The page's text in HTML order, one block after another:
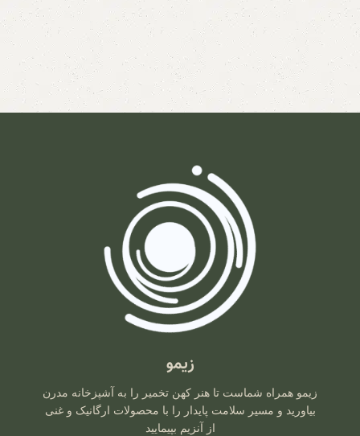
می‌کنید که ریشه در فرهنگ اصیل و شاخه در آسمان علم امروز دارد.
زیمو
زیمو همراه شماست تا هنر کهن تخمیر را به آشپزخانه مدرن
بیاورید و مسیر سلامت پایدار را با محصولات ارگانیک و غنی
از آنزیم بپیمایید